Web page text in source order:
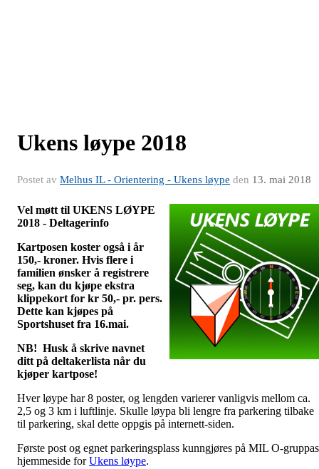
Ukens løype 2018
Postet av Melhus IL - Orientering - Ukens løype den 13. mai 2018
Vel møtt til UKENS LØYPE
2018 - Deltagerinfo
Kartposen koster også i år
150,- kroner. Hvis flere i
familien ønsker å registrere
seg, kan du kjøpe ekstra
klippekort for kr 50,- pr. pers.
Dette kan kjøpes på
Sportshuset fra 16.mai.
NB! Husk å skrive navnet
ditt på deltakerlista når du
kjøper kartpose!
Hver løype har 8 poster, og lengden varierer vanligvis mellom ca.
2,5 og 3 km i luftlinje. Skulle løypa bli lengre fra parkering tilbake
til parkering, skal dette oppgis på internett-siden.
Første post og egnet parkeringsplass kunngjøres på MIL O-gruppas
hjemmeside forUkens løype.